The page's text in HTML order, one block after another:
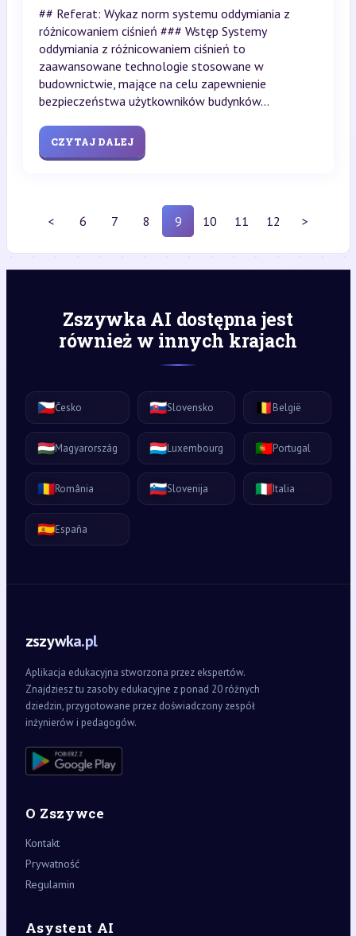
## Referat: Wykaz norm systemu oddymiania z
różnicowaniem ciśnień ### Wstęp Systemy
oddymiania z różnicowaniem ciśnień to
zaawansowane technologie stosowane w
budownictwie, mające na celu zapewnienie
bezpieczeństwa użytkowników budynków...
CZYTAJ DALEJ
< 6 7 8 9 10 11 12 >
Zszywka AI dostępna jest
również w innych krajach
🇨🇿Česko 🇸🇰Slovensko 🇧🇪België
🇭🇺Magyarország 🇱🇺Luxembourg 🇵🇹Portugal
🇷🇴România 🇸🇮Slovenija 🇮🇹Italia
🇪🇸España
zszywka.pl
Aplikacja edukacyjna stworzona przez ekspertów.
Znajdziesz tu zasoby edukacyjne z ponad 20 różnych
dziedzin, przygotowane przez doświadczony zespół
inżynierów i pedagogów.
O Zszywce
Kontakt
Prywatność
Regulamin
Asystent AI